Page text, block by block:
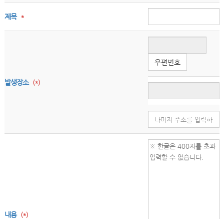
제목 *
발생장소 (*)
우편번호
내용 (*)